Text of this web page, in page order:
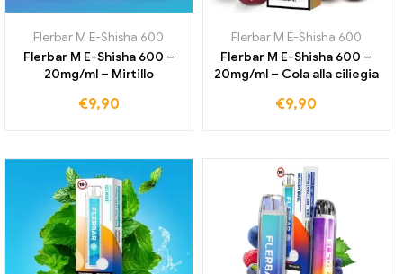
Flerbar M E-Shisha 600
Flerbar M E-Shisha 600 –
20mg/ml – Mirtillo
€9,90
Flerbar M E-Shisha 600
Flerbar M E-Shisha 600 –
20mg/ml – Cola alla ciliegia
€9,90